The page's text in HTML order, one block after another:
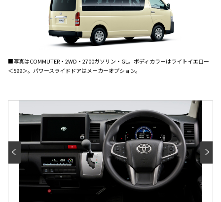
■写真はCOMMUTER・2WD・2700ガソリン・GL。ボディカラーはライトイエロー
＜599＞。パワースライドドアはメーカーオプション。